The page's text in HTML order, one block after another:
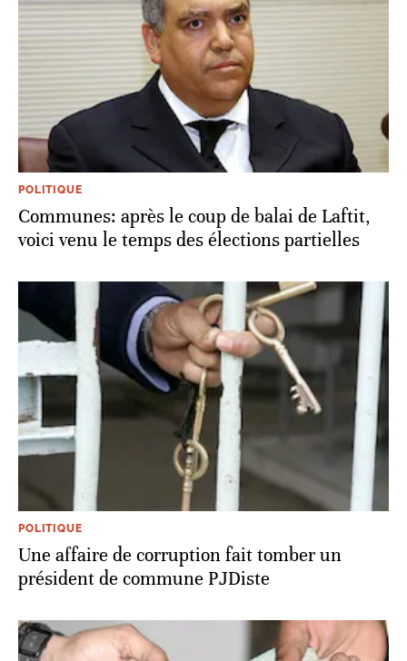
POLITIQUE
Communes: après le coup de balai de Laftit,
voici venu le temps des élections partielles
POLITIQUE
Une affaire de corruption fait tomber un
président de commune PJDiste